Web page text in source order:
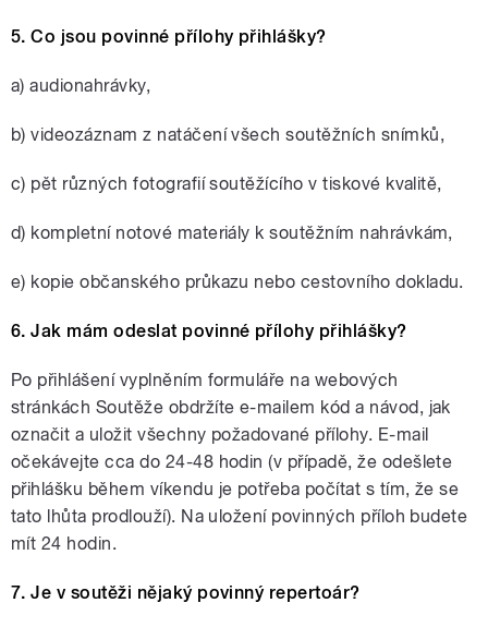
5. Co jsou povinné přílohy přihlášky?
a) audionahrávky,
b) videozáznam z natáčení všech soutěžních snímků,
c) pět různých fotografií soutěžícího v tiskové kvalitě,
d) kompletní notové materiály k soutěžním nahrávkám,
e) kopie občanského průkazu nebo cestovního dokladu.
6. Jak mám odeslat povinné přílohy přihlášky?
Po přihlášení vyplněním formuláře na webových
stránkách Soutěže obdržíte e-mailem kód a návod, jak
označit a uložit všechny požadované přílohy. E-mail
očekávejte cca do 24-48 hodin (v případě, že odešlete
přihlášku během víkendu je potřeba počítat s tím, že se
tato lhůta prodlouží). Na uložení povinných příloh budete
mít 24 hodin.
7. Je v soutěži nějaký povinný repertoár?